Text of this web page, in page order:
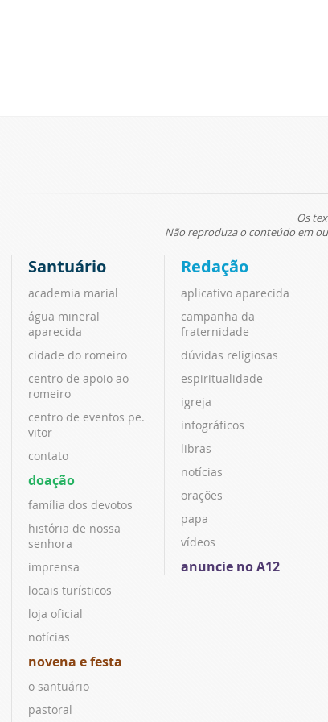
Os
Não reproduza o conteúdo em
Santuário
academia marial
água mineral
aparecida
cidade do romeiro
centro de apoio ao
romeiro
centro de eventos pe.
vitor
contato
doação
família dos devotos
história de nossa
senhora
imprensa
locais turísticos
loja oficial
notícias
novena e festa
o santuário
pastoral
Redação
aplicativo aparecida
campanha da
fraternidade
dúvidas religiosas
espiritualidade
igreja
infográficos
libras
notícias
orações
papa
vídeos
anuncie no A12